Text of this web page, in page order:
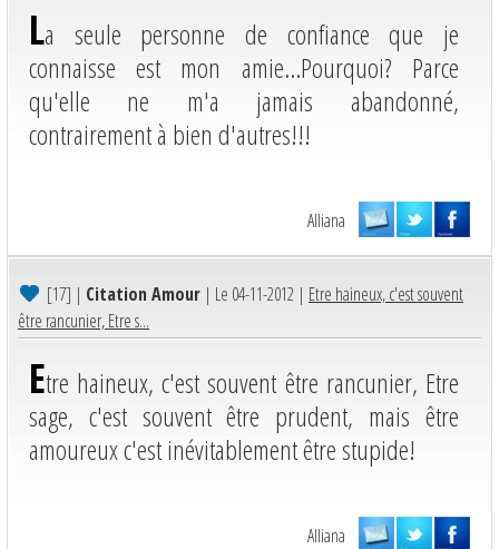
La seule personne de confiance que je
connaisse est mon amie...Pourquoi? Parce
qu'elle ne m'a jamais abandonné,
contrairement à bien d'autres!!!
Alliana
[17] | Citation Amour | Le 04-11-2012 | Etre haineux, c'est souvent
être rancunier, Etre s...
Etre haineux, c'est souvent être rancunier, Etre
sage, c'est souvent être prudent, mais être
amoureux c'est inévitablement être stupide!
Alliana